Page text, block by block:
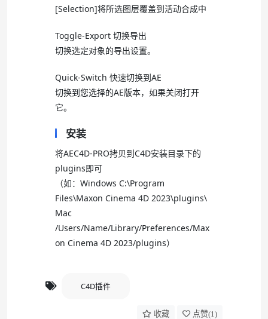
[Selection]将所选图层覆盖到活动合成中
Toggle-Export 切换导出
切换选定对象的导出设置。
Quick-Switch 快速切换到AE
切换到您选择的AE版本，如果关闭打开
它。
安装
将AEC4D-PRO拷贝到C4D安装目录下的
plugins即可
（如：Windows C:\Program
Files\Maxon Cinema 4D 2023\plugins\
Mac
/Users/Name/Library/Preferences/Max
on Cinema 4D 2023/plugins）
C4D插件
收藏 点赞(1)